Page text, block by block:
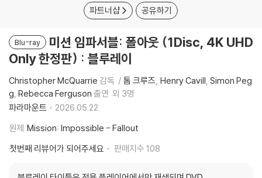
파트너샵 공유하기
Blu-ray
미션 임파서블: 폴아웃 (1Disc, 4K UHD
Only 한정판) : 블루레이
Christopher McQuarrie 감독 톰 크루즈 Henry Cavill Simon Peg
g Rebecca Ferguson 출연 외 3명
파라마운트
2026.05.22.
원제 Mission: Impossible - Fallout
첫번째 리뷰어가 되어주세요
판매지수 108